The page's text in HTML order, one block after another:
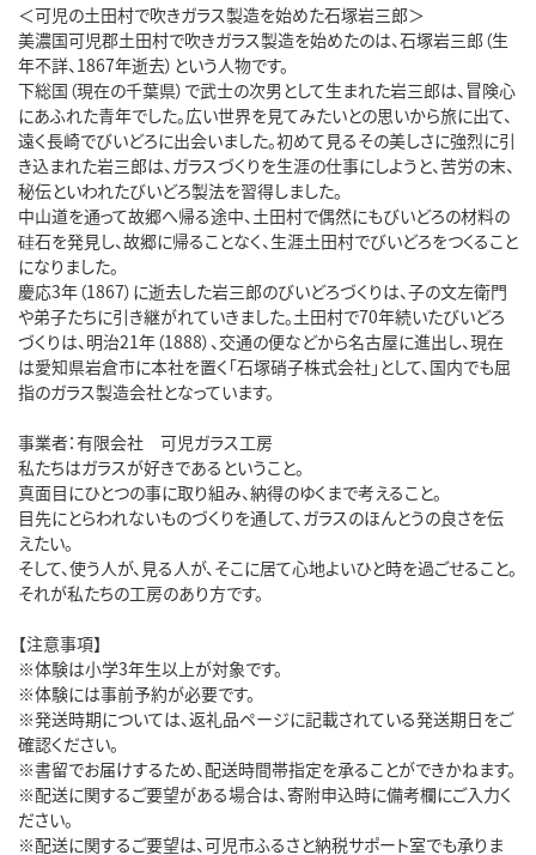
＜可児の土田村で吹きガラス製造を始めた石塚岩三郎＞
美濃国可児郡土田村で吹きガラス製造を始めたのは、石塚岩三郎（生
年不詳、1867年逝去）という人物です。
下総国（現在の千葉県）で武士の次男として生まれた岩三郎は、冒険心
にあふれた青年でした。広い世界を見てみたいとの思いから旅に出て、
遠く長崎でびいどろに出会いました。初めて見るその美しさに強烈に引
き込まれた岩三郎は、ガラスづくりを生涯の仕事にしようと、苦労の末、
秘伝といわれたびいどろ製法を習得しました。
中山道を通って故郷へ帰る途中、土田村で偶然にもびいどろの材料の
硅石を発見し、故郷に帰ることなく、生涯土田村でびいどろをつくること
になりました。
慶応3年（1867）に逝去した岩三郎のびいどろづくりは、子の文左衛門
や弟子たちに引き継がれていきました。土田村で70年続いたびいどろ
づくりは、明治21年（1888）、交通の便などから名古屋に進出し、現在
は愛知県岩倉市に本社を置く「石塚硝子株式会社」として、国内でも屈
指のガラス製造会社となっています。
事業者：有限会社 可児ガラス工房
私たちはガラスが好きであるということ。
真面目にひとつの事に取り組み、納得のゆくまで考えること。
目先にとらわれないものづくりを通して、ガラスのほんとうの良さを伝
えたい。
そして、使う人が、見る人が、そこに居て心地よいひと時を過ごせること。
それが私たちの工房のあり方です。
【注意事項】
※体験は小学3年生以上が対象です。
※体験には事前予約が必要です。
※発送時期については、返礼品ページに記載されている発送期日をご
確認ください。
※書留でお届けするため、配送時間帯指定を承ることができかねます。
※配送に関するご要望がある場合は、寄附申込時に備考欄にご入力く
ださい。
※配送に関するご要望は、可児市ふるさと納税サポート室でも承りま